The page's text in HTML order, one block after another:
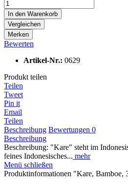
In den Warenkorb
Vergleichen
Merken
Bewerten
Artikel-Nr.: 0629
Produkt teilen
Teilen
Tweet
Pin it
Email
Teilen
Beschreibung Bewertungen 0
Beschreibung
Beschreibung: "Kare" steht im
feines Indonesisches... mehr
Menü schließen
Produktinformationen "Kare, Bamboe,